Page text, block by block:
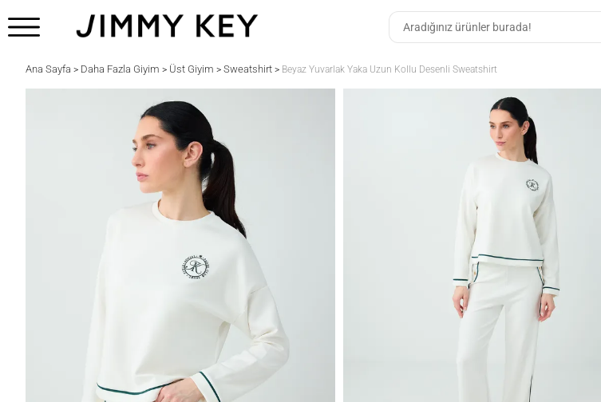
Ana Sayfa > Daha Fazla Giyim > Üst Giyim > Sweatshirt > Beyaz Yuvarlak Yaka Uzun Kollu Desenli Sweatshirt